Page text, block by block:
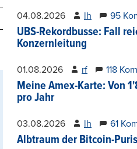
04.08.2026 lh 95
UBS-Rekordbusse: Fall
Konzernleitung
01.08.2026 rf 118
Meine Amex-Karte: Von
pro Jahr
03.08.2026 lh 61
Albtraum der Bitcoin-